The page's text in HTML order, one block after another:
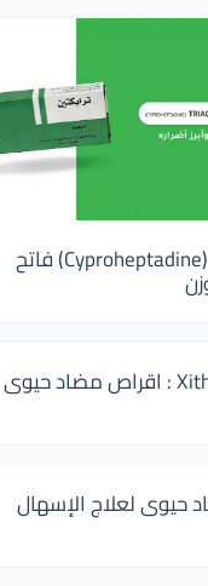
ترايكتين Cyproheptadine) Triactin) فاتح
زيثرون 500 Xithrone : اقراص مضاد حيوى
حيوى لعلاج الإسهال